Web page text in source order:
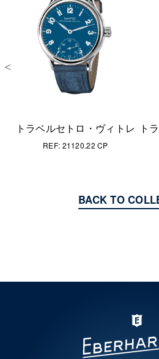
ベルセトロ・ヴィトレ
REF: 21120.22 CP
トラベル
BACK TO